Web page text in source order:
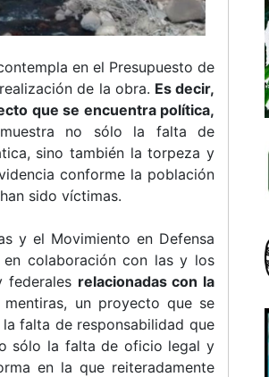
en el Presupuesto de
de la obra. Es decir,
que se encuentra política,
no sólo la falta de
sino también la torpeza y
conforme la población
sido víctimas.
y el Movimiento en Defensa
colaboración con las y los
federales relacionadas con la
un proyecto que se
falta de responsabilidad que
sólo la falta de oficio legal y
en la que reiteradamente